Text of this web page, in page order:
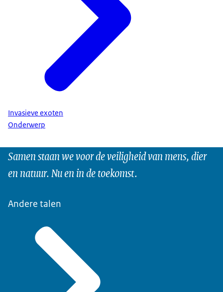
Invasieve exoten
Onderwerp
Samen staan we voor de veiligheid van mens, dier
en natuur. Nu en in de toekomst.
Andere talen